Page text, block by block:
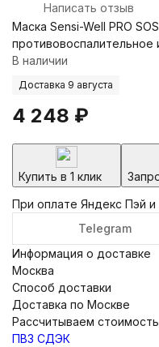
Написать отзыв
Маска Sensi-Well PRO
В наличии
Доставка 9 августа
4 248 ₽
Купить в 1 клик
При оплате Яндекс Пэй и
Telegram
Информация о доставке
Москва
Способ доставки
Доставка по Москве
Рассчитываем стоимость
ПВЗ СДЭК